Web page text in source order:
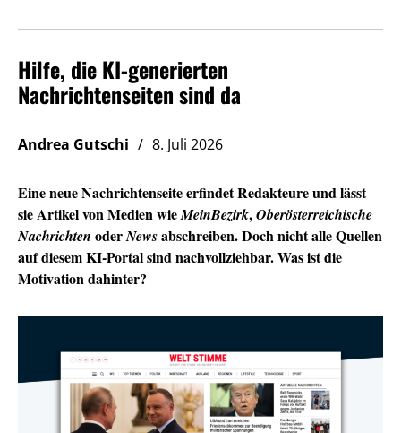
Hilfe, die KI-generierten
Nachrichtenseiten sind da
Andrea Gutschi 8. Juli 2026
Eine neue Nachrichtenseite erfindet Redakteure und lässt
sie Artikel von Medien wieMeinBezirk,Oberösterreichische
Nachrichten oderNewsabschreiben. Doch nicht alle Quellen
auf diesem KI-Portal sind nachvollziehbar. Was ist die
Motivation dahinter?